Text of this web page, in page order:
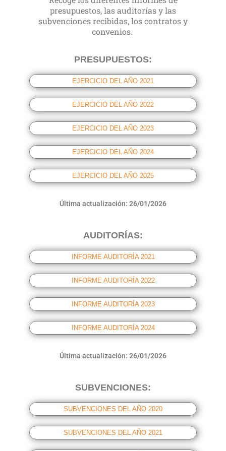
presupuestos, las auditorías y las
subvenciones recibidas, los contratos y
convenios.
PRESUPUESTOS:
EJERCICIO DEL AÑO 2021
EJERCICIO DEL AÑO 2022
EJERCICIO DEL AÑO 2023
EJERCICIO DEL AÑO 2024
EJERCICIO DEL AÑO 2025
Última actualización: 26/01/2026
AUDITORÍAS:
INFORME AUDITORÍA 2021
INFORME AUDITORÍA 2022
INFORME AUDITORÍA 2023
INFORME AUDITORÍA 2024
Última actualización: 26/01/2026
SUBVENCIONES:
SUBVENCIONES DEL AÑO 2020
SUBVENCIONES DEL AÑO 2021